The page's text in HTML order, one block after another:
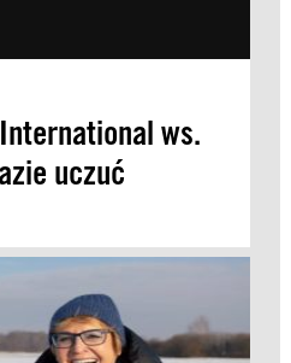
ws.
uczuć